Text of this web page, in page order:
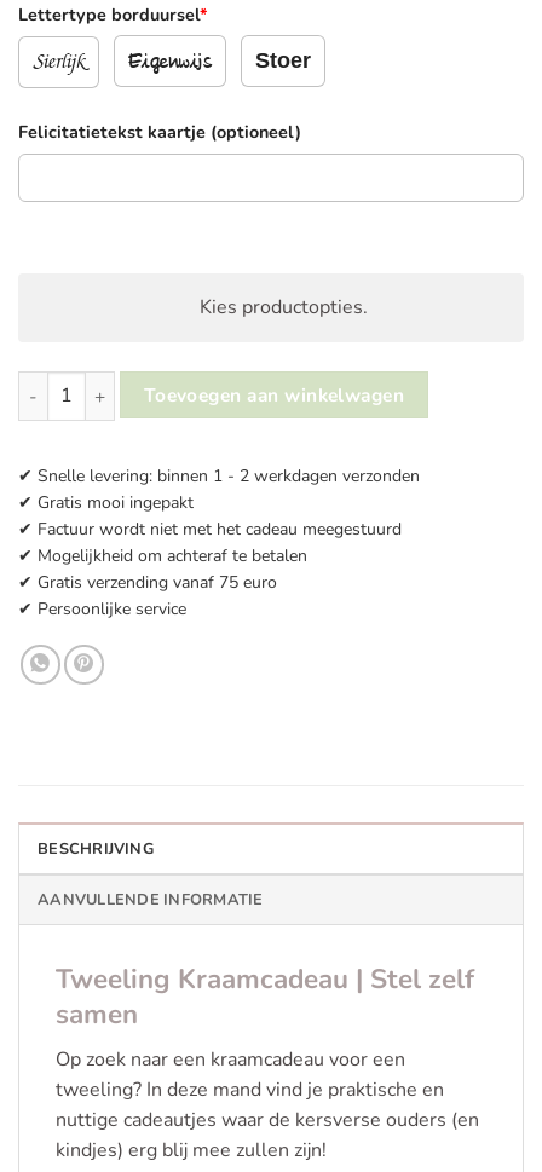
Lettertype borduursel*
Sierlijk Eigenwijs Stoer
Felicitatietekst kaartje (optioneel)
Kies productopties.
Tweeling kraamcadeau | Stel zelf samen aantal
Toevoegen aan winkelwagen
✔ Snelle levering: binnen 1 - 2 werkdagen verzonden
✔ Gratis mooi ingepakt
✔ Factuur wordt niet met het cadeau meegestuurd
✔ Mogelijkheid om achteraf te betalen
✔ Gratis verzending vanaf 75 euro
✔ Persoonlijke service
BESCHRIJVING
AANVULLENDE INFORMATIE
Tweeling Kraamcadeau | Stel zelf
samen
Op zoek naar een kraamcadeau voor een
tweeling? In deze mand vind je praktische en
nuttige cadeautjes waar de kersverse ouders (en
kindjes) erg blij mee zullen zijn!